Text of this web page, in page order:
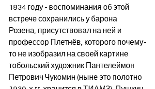
1834 году - воспоминания об этой
встрече сохранились у барона
Розена, присутствовал на ней и
профессор Плетнёв, которого почему-
то не изобразил на своей картине
тобольский художник Пантелеймон
Петрович Чукомин (ныне это полотно